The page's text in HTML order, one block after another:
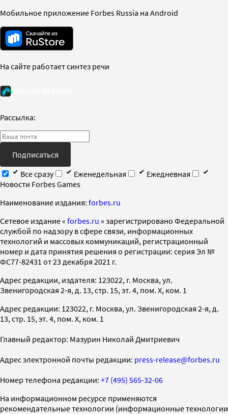
Мобильное приложение Forbes Russia на Android
На сайте работает синтез речи
Рассылка:
Подписаться
Все сразу
Еженедельная
Ежедневная
Новости Forbes Games
Наименование издания: forbes.ru
Cетевое издание « forbes.ru » зарегистрировано Федеральной
службой по надзору в сфере связи, информационных
технологий и массовых коммуникаций, регистрационный
номер и дата принятия решения о регистрации: серия Эл №
ФС77-82431 от 23 декабря 2021 г.
Адрес редакции, издателя: 123022, г. Москва, ул.
Звенигородская 2-я, д. 13, стр. 15, эт. 4, пом. X, ком. 1
Адрес редакции: 123022, г. Москва, ул. Звенигородская 2-я, д.
13, стр. 15, эт. 4, пом. X, ком. 1
Главный редактор: Мазурин Николай Дмитриевич
Адрес электронной почты редакции: press-release@forbes.ru
Номер телефона редакции: +7 (495) 565-32-06
На информационном ресурсе применяются
рекомендательные технологии (информационные технологии